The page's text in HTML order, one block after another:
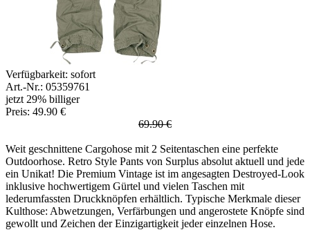
Verfügbarkeit: sofort
Art.-Nr.: 05359761
jetzt 29% billiger
Preis: 49.90 €
69.90 €
Weit geschnittene Cargohose mit 2 Seitentaschen eine perfekte
Outdoorhose. Retro Style Pants von Surplus absolut aktuell und jede
ein Unikat! Die Premium Vintage ist im angesagten Destroyed-Look
inklusive hochwertigem Gürtel und vielen Taschen mit
lederumfassten Druckknöpfen erhältlich. Typische Merkmale dieser
Kulthose: Abwetzungen, Verfärbungen und angerostete Knöpfe sind
gewollt und Zeichen der Einzigartigkeit jeder einzelnen Hose.